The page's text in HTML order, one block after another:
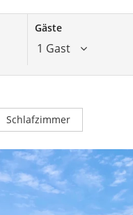
Gäste
1 Gast
Schlafzimmer